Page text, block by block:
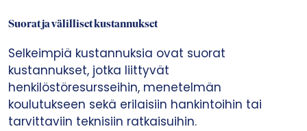
Suorat ja välilliset kustannukset
Selkeimpiä kustannuksia ovat suorat
kustannukset, jotka liittyvät
henkilöstöresursseihin, menetelmän
koulutukseen sekä erilaisiin hankintoihin tai
tarvittaviin teknisiin ratkaisuihin.